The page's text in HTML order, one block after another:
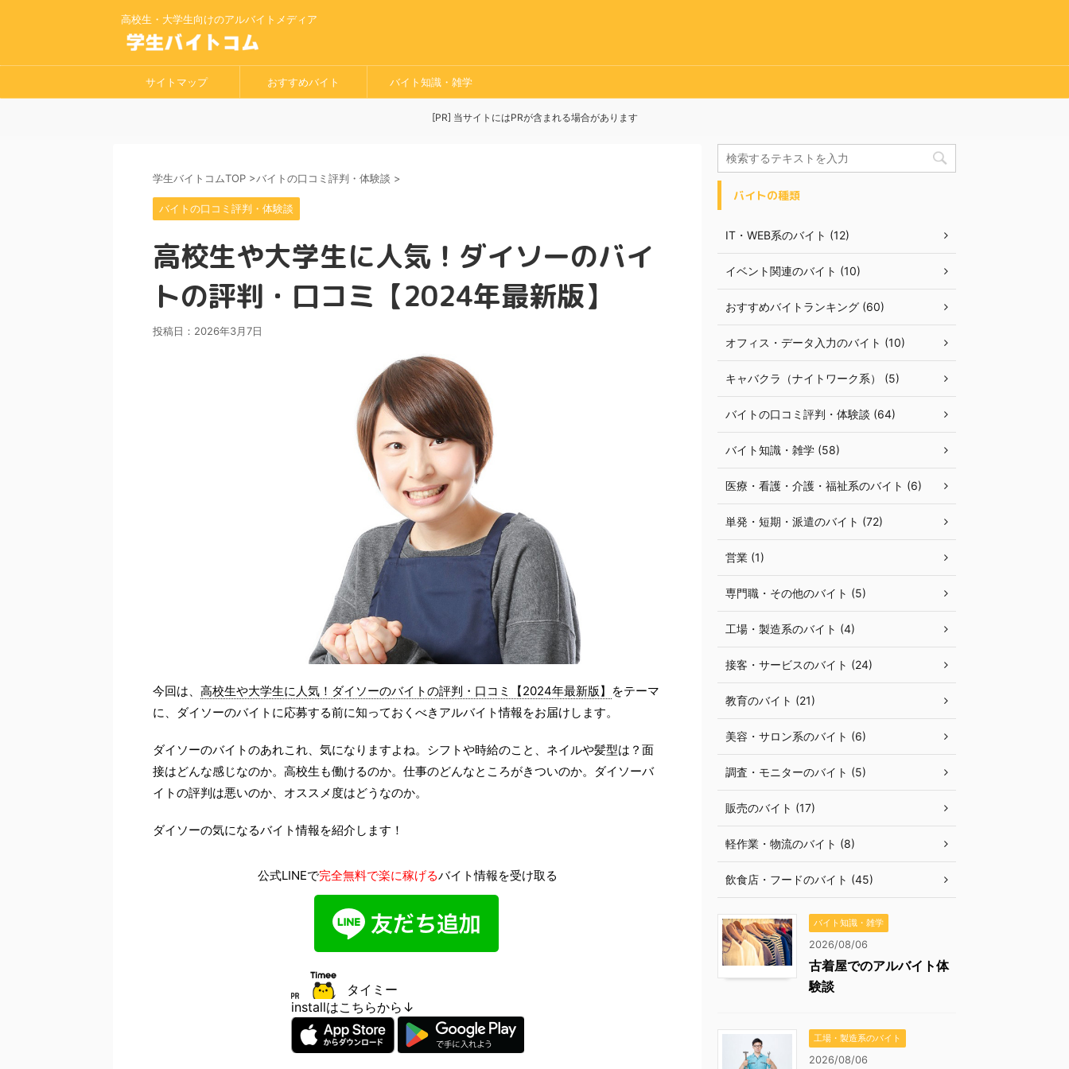
高校生・大学生向けのアルバイトメディア
サイトマップ おすすめバイト バイト知識・雑学
[PR] 当サイトにはPRが含まれる場合があります
学生バイトコムTOP >バイトの口コミ評判・体験談 >
バイトの口コミ評判・体験談
高校生や大学生に人気！ダイソーのバイ
トの評判・口コミ【2024年最新版】
投稿日： 2026年3月7日
今回は、 高校生や大学生に人気！ダイソーのバイトの評判・口コミ【2024年最新版】 をテーマ
に、ダイソーのバイトに応募する前に知っておくべきアルバイト情報をお届けします。
ダイソーのバイトのあれこれ、気になりますよね。シフトや時給のこと、ネイルや髪型は？面
接はどんな感じなのか。高校生も働けるのか。仕事のどんなところがきついのか。ダイソーバ
イトの評判は悪いのか、オススメ度はどうなのか。
ダイソーの気になるバイト情報を紹介します！
公式LINEで完全無料で楽に稼げるバイト情報を受け取る
タイミー
installはこちらから↓
バイトの種類
IT・WEB系のバイト (12)
イベント関連のバイト (10)
おすすめバイトランキング (60)
オフィス・データ入力のバイト (10)
キャバクラ（ナイトワーク系） (5)
バイトの口コミ評判・体験談 (64)
バイト知識・雑学 (58)
医療・看護・介護・福祉系のバイト (6)
単発・短期・派遣のバイト (72)
営業 (1)
専門職・その他のバイト (5)
工場・製造系のバイト (4)
接客・サービスのバイト (24)
教育のバイト (21)
美容・サロン系のバイト (6)
調査・モニターのバイト (5)
販売のバイト (17)
軽作業・物流のバイト (8)
飲食店・フードのバイト (45)
バイト知識・雑学
2026/08/06
古着屋でのアルバイト体
験談
工場・製造系のバイト
2026/08/06